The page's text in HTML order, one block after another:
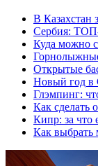
В Казахстан
Сербия:
Куда можно
Открытые
Новый год в
Глэмпинг:
Как сделать
Кипр: за что
Как выбрать